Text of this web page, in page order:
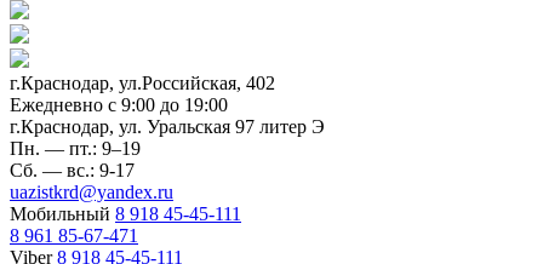
г.Краснодар, ул.Российская, 402
Ежедневно c 9:00 до 19:00
г.Краснодар, ул. Уральская 97 литер Э
Пн. — пт.: 9–19
Сб. — вс.: 9-17
uazistkrd@yandex.ru
Мобильный 8 918 45-45-111
8 961 85-67-471
Viber8 918 45-45-111